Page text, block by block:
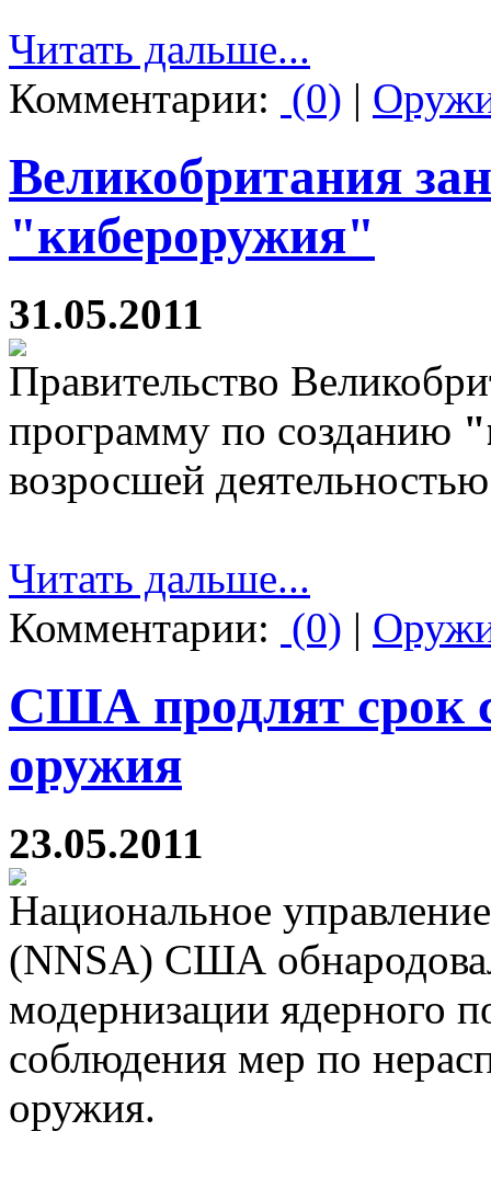
Читать дальше...
Комментарии: (0) |
Великобритания
"кибероружия"
31.05.2011
Правительство
программу по созданию
возросшей
Читать дальше...
Комментарии: (0) |
США продлят срок
оружия
23.05.2011
Национальное
(NNSA) США
модернизации ядерного
соблюдения мер по
оружия.